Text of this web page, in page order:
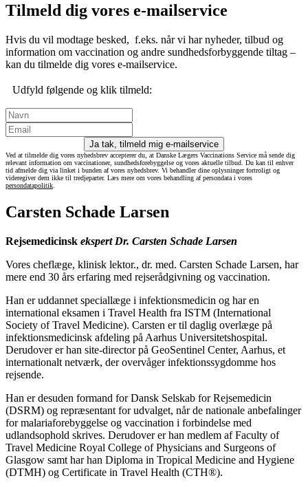
Tilmeld dig vores e-mailservice
Hvis du vil modtage besked, f.eks. når vi har nyheder, tilbud og
information om vaccination og andre sundhedsforbyggende tiltag –
kan du tilmelde dig vores e-mailservice.
Udfyld følgende og klik tilmeld:
Ja tak, tilmeld mig e-mailservice
Ved at tilmelde dig vores nyhedsbrev accepterer du, at Danske Lægers Vaccinations Service må sende dig
relevant information om vaccinationer, sundhedsforebyggelse og vores aktuelle tilbud. Du kan til enhver
tid afmelde dig via linket i bunden af vores nyhedsbrev. Vi behandler dine oplysninger fortroligt og
videregiver dem ikke til tredjeparter. Læs mere om vores behandling af persondata i vores
persondatapolitik
Carsten Schade Larsen
Rejsemedicinsk ekspert Dr. Carsten Schade Larsen
Vores cheflæge, klinisk lektor., dr. med. Carsten Schade Larsen, har
mere end 30 års erfaring med rejserådgivning og vaccination.
Han er uddannet speciallæge i infektionsmedicin og har en
international eksamen i Travel Health fra ISTM (International
Society of Travel Medicine). Carsten er til daglig overlæge på
infektionsmedicinsk afdeling på Aarhus Universitetshospital.
Derudover er han site-director på GeoSentinel Center, Aarhus, et
internationalt netværk, der overvåger infektionssygdomme hos
rejsende.
Han er desuden formand for Dansk Selskab for Rejsemedicin
(DSRM) og repræsentant for udvalget, når de nationale anbefalinger
for malariaforebyggelse og vaccination i forbindelse med
udlandsophold skrives. Derudover er han medlem af Faculty of
Travel Medicine Royal College of Physicians and Surgeons of
Glasgow samt har han Diploma in Tropical Medicine and Hygiene
(DTMH) og Certificate in Travel Health (CTH®).